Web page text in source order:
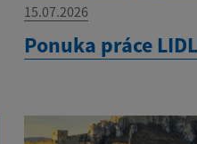
15.07.2026
Ponuka práce